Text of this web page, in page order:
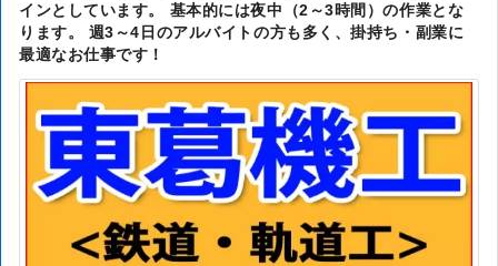
インとしています。 基本的には夜中（2～3時間）の作業とな
ります。 週3～4日のアルバイトの方も多く、掛持ち・副業に
最適なお仕事です！